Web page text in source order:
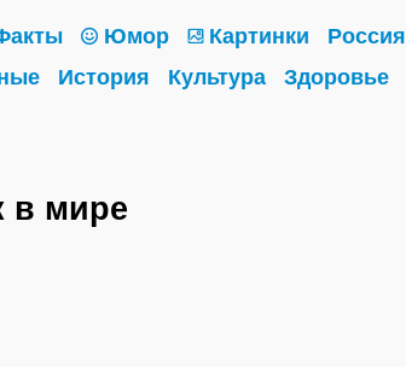
Юмор Картинки Россия
История Культура Здоровье
в мире